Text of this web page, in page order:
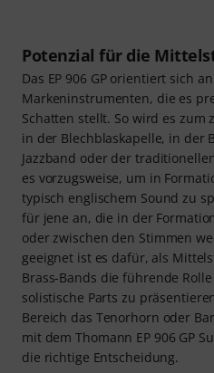
Potenzial für die
Das EP 906 GP orientiert sich
Markeninstrumenten, die es
Schatten stellt. So wird es zum
in der Blechblaskapelle, in der
Jazzband oder der
es vorzugsweise, um in
typisch englischem Sound zu
für jene an, die in der
oder zwischen den Stimmen
geeignet ist es dafür, als
Brass-Bands die führende
solistische Parts zu
Bereich das Tenorhorn oder
mit dem Thomann EP 906 GP
die richtige Entscheidung.